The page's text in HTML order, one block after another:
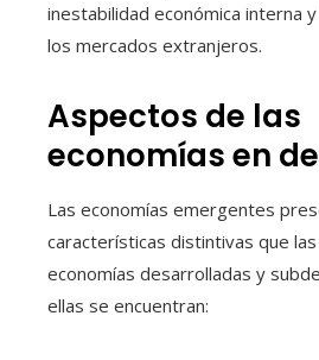
inestabilidad económica interna
los mercados extranjeros.
Aspectos de las
economías en
Las economías emergentes
características distintivas que
economías desarrolladas y
ellas se encuentran: